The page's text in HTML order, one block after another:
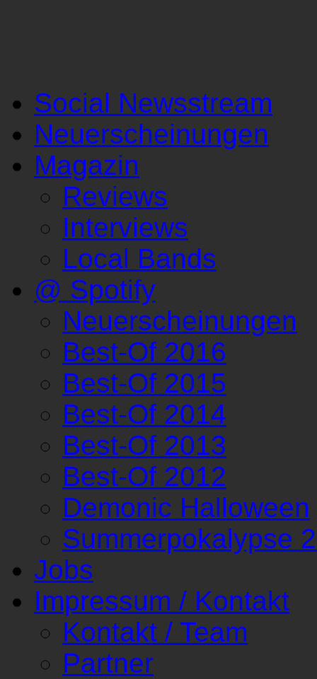
Social Newsstream
Neuerscheinungen
Magazin
Reviews
Interviews
Local Bands
@ Spotify
Neuerscheinungen
Best-Of 2016
Best-Of 2015
Best-Of 2014
Best-Of 2013
Best-Of 2012
Demonic Halloween
Summerpokalypse
Jobs
Impressum / Kontakt
Kontakt / Team
Partner